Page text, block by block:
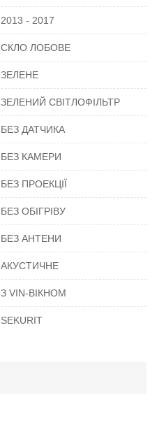
2013 - 2017
СКЛО ЛОБОВЕ
ЗЕЛЕНЕ
ЗЕЛЕНИЙ СВІТЛОФІЛЬТР
БЕЗ ДАТЧИКА
БЕЗ КАМЕРИ
БЕЗ ПРОЕКЦІЇ
БЕЗ ОБІГРІВУ
БЕЗ АНТЕНИ
АКУСТИЧНЕ
З VIN-ВІКНОМ
SEKURIT